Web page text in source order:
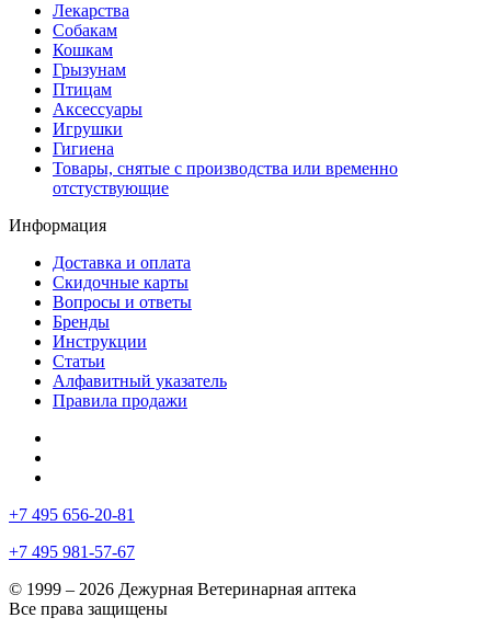
Лекарства
Собакам
Кошкам
Грызунам
Птицам
Аксессуары
Игрушки
Гигиена
Товары, снятые с производства или временно
отстуствующие
Информация
Доставка и оплата
Скидочные карты
Вопросы и ответы
Бренды
Инструкции
Статьи
Алфавитный указатель
Правила продажи
+7 495 656-20-81
+7 495 981-57-67
© 1999 – 2026 Дежурная Ветеринарная аптека
Все права защищены